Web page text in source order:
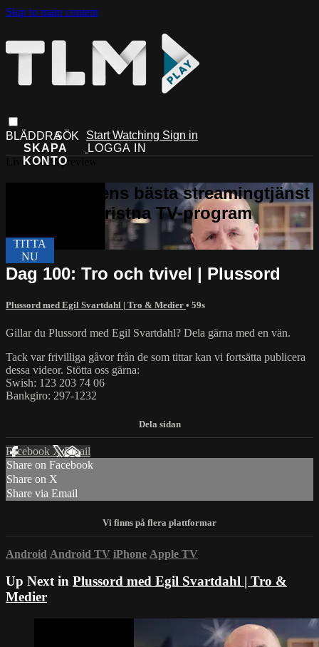
Skip to main content
Start Watching Sign in
Live stream preview
Dag 100: Tro och tvivel | Plussord
Plussord med Egil Svartdahl | Tro & Medier • 59s
Gillar du Plussord med Egil Svartdahl? Dela gärna med en vän.
Tack var frivilliga gåvor från de som tittar kan vi fortsätta publicera
dessa videor. Stötta oss gärna:
Swish: 123 203 74 06
Bankgiro: 297-1232
Facebook XEmail
Share on Facebook
Share on X
Share via Email
Android Android TV iPhone Apple TV
Up Next in Plussord med Egil Svartdahl | Tro &
Medier